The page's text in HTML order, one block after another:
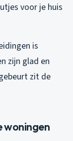
voor je huis
is
zijn glad en
zit de
woningen